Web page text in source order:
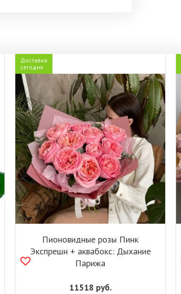
Доставка
сегодня
Пионовидные розы Пинк
Экспрешн + аквабокс: Дыхание
Парижа
11518 руб.